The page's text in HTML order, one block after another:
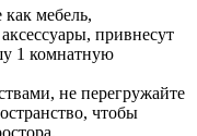
мебель,
привнесут
1 комнатную
не перегружайте
чтобы